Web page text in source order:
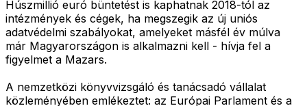
Húszmillió euró büntetést is kaphatnak 2018-tól az
intézmények és cégek, ha megszegik az új uniós
adatvédelmi szabályokat, amelyeket másfél év múlva
már Magyarországon is alkalmazni kell - hívja fel a
figyelmet a Mazars.
A nemzetközi könyvvizsgáló és tanácsadó vállalat
közleményében emlékeztet: az Európai Parlament és a